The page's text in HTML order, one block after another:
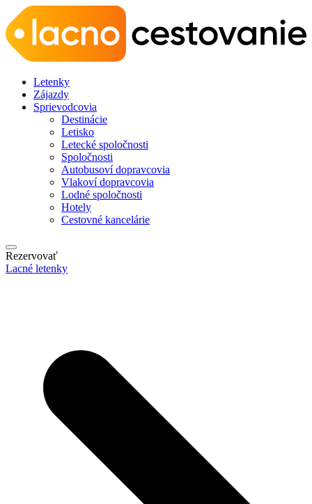
Letenky
Zájazdy
Sprievodcovia
Destinácie
Letisko
Letecké spoločnosti
Spoločnosti
Autobusoví dopravcovia
Vlakoví dopravcovia
Lodné spoločnosti
Hotely
Cestovné kancelárie
Rezervovať
Lacné letenky